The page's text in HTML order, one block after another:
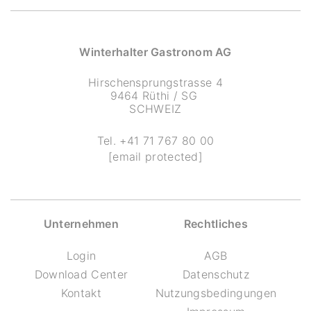
Winterhalter Gastronom AG
Hirschensprungstrasse 4
9464 Rüthi / SG
SCHWEIZ
Tel. +41 71 767 80 00
[email protected]
Unternehmen
Login
Download Center
Kontakt
Rechtliches
AGB
Datenschutz
Nutzungsbedingungen